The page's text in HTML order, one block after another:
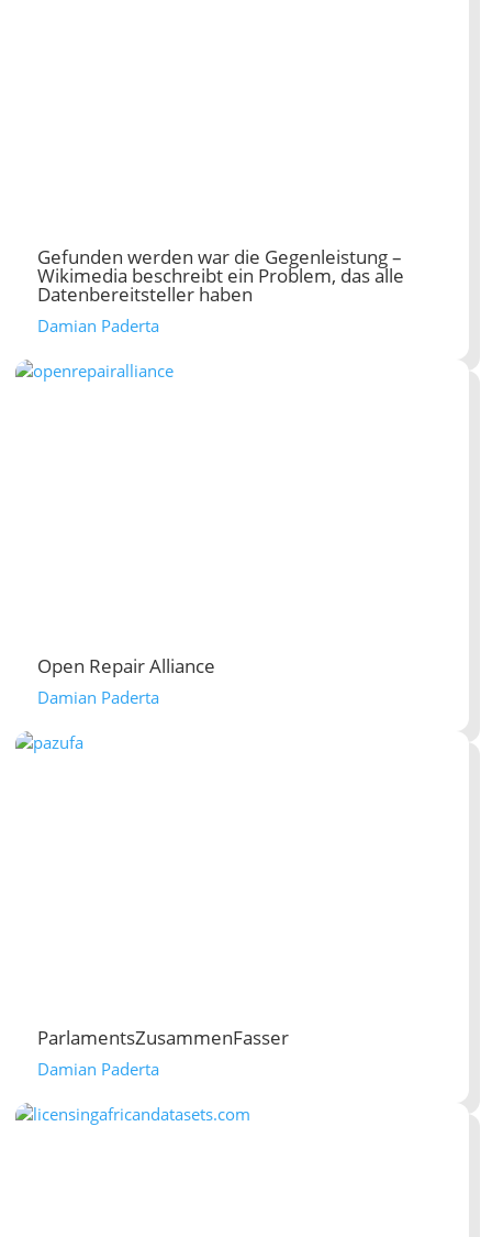
Gefunden werden war die Gegenleistung –
Wikimedia beschreibt ein Problem, das alle
Datenbereitsteller haben
Damian Paderta
Open Repair Alliance
Damian Paderta
ParlamentsZusammenFasser
Damian Paderta